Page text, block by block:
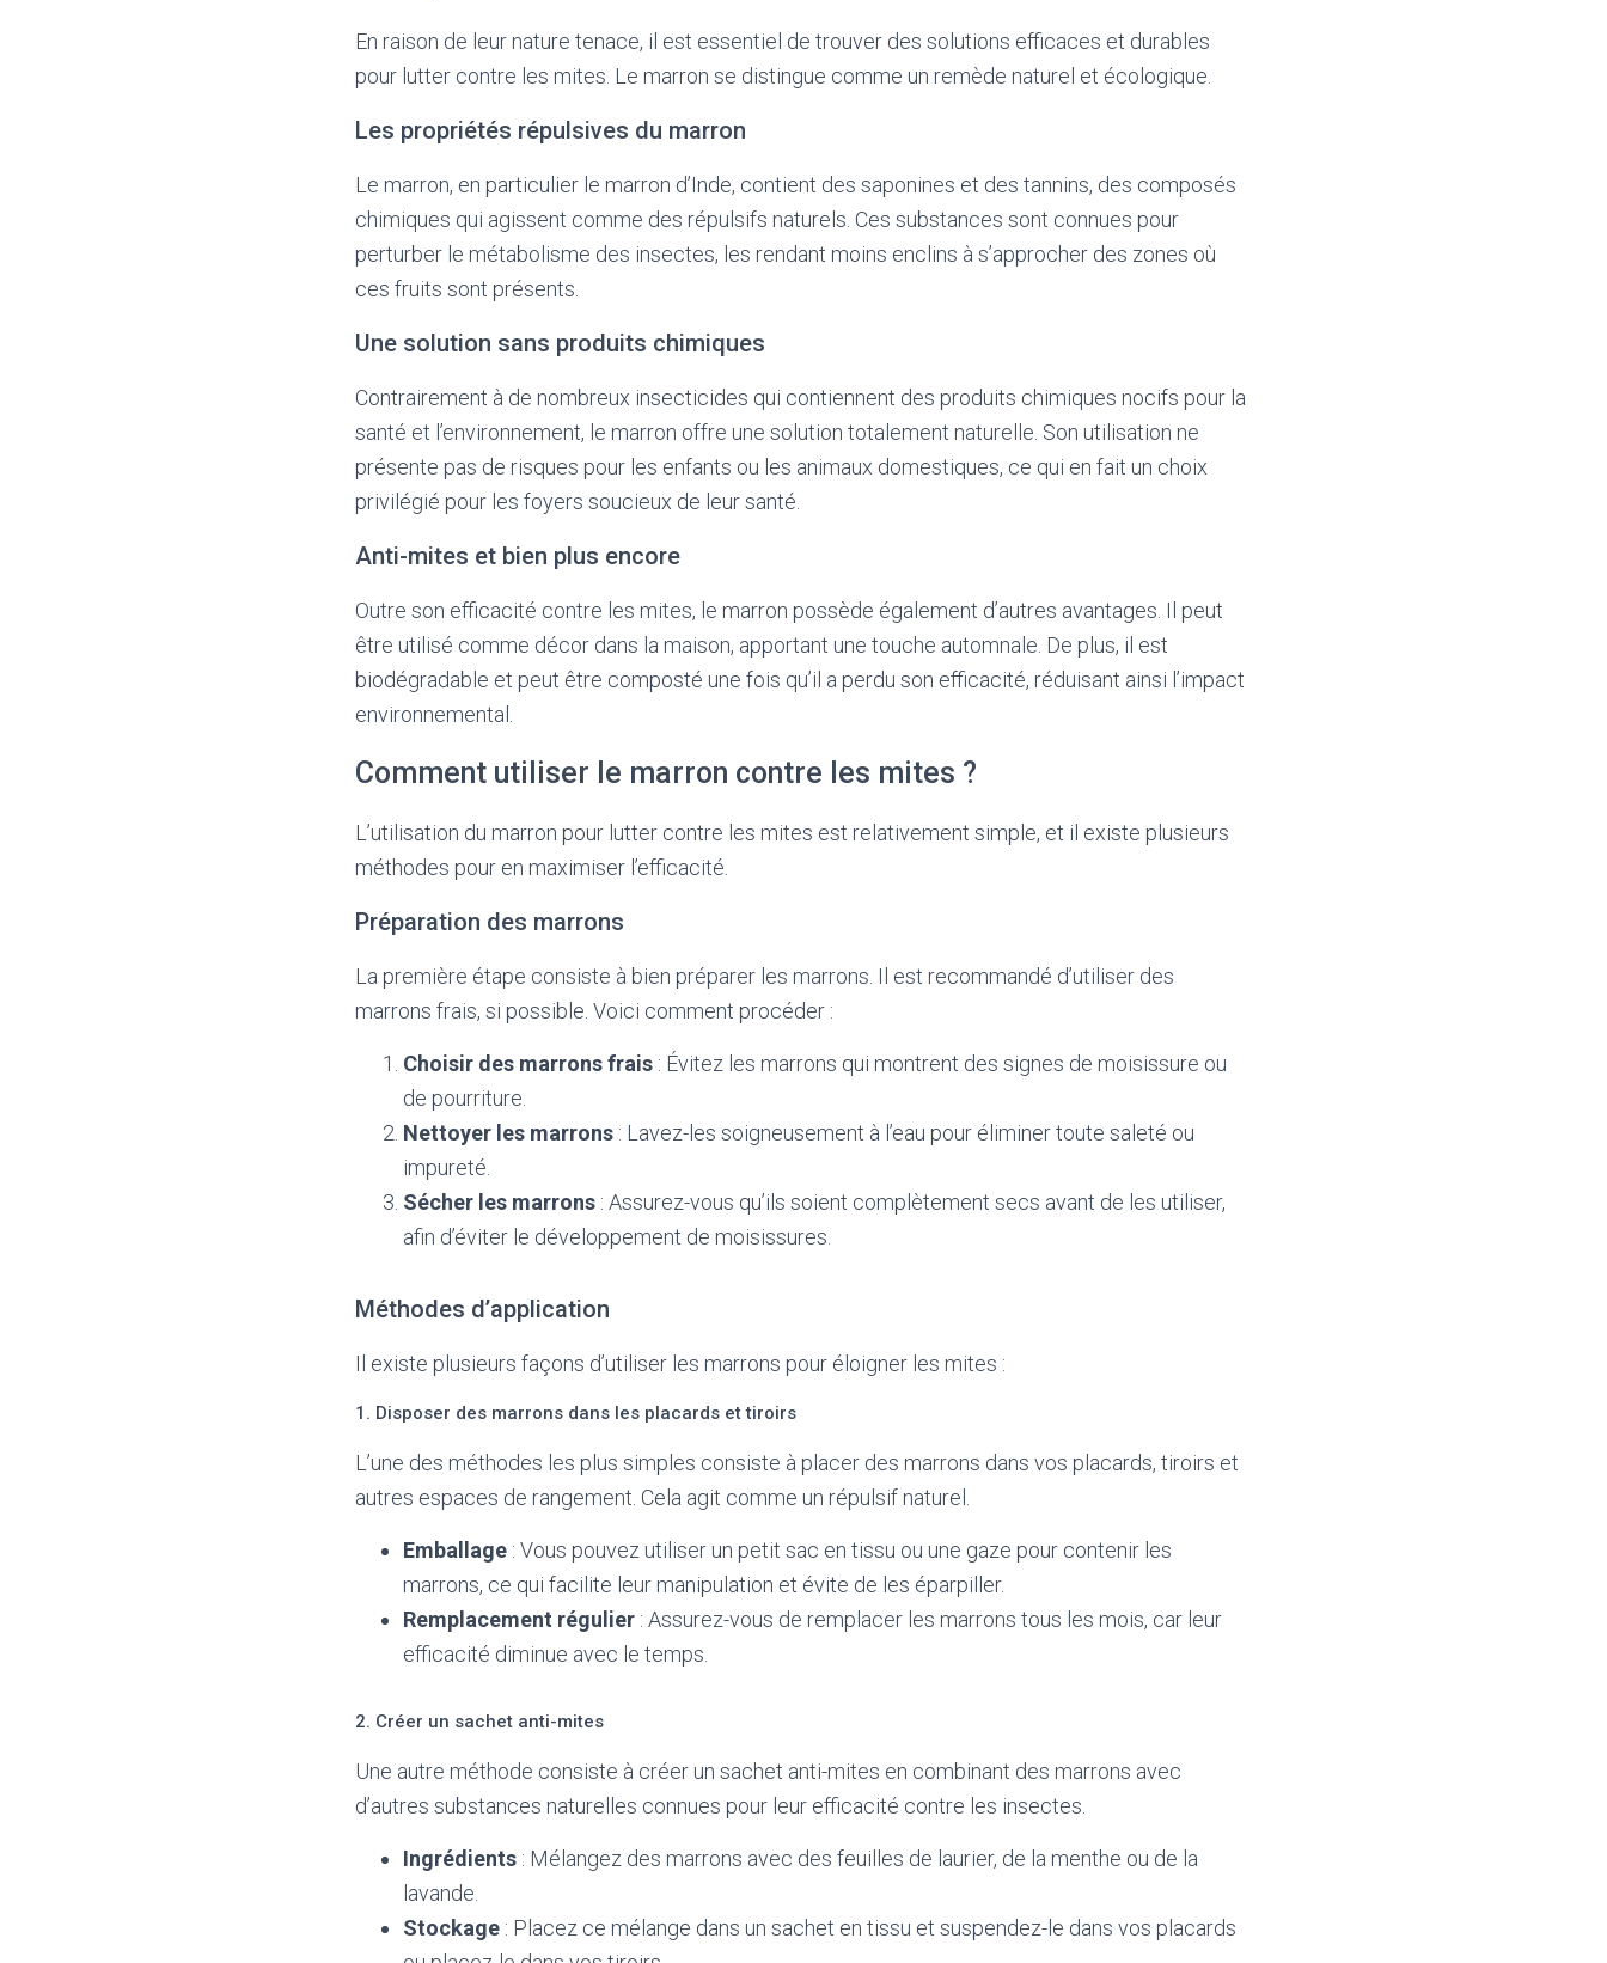
En raison de leur nature tenace, il est essentiel de trouver des solutions efficaces et durables
pour lutter contre les mites. Le marron se distingue comme un remède naturel et écologique.
Les propriétés répulsives du marron
Le marron, en particulier le marron d’Inde, contient des saponines et des tannins, des composés
chimiques qui agissent comme des répulsifs naturels. Ces substances sont connues pour
perturber le métabolisme des insectes, les rendant moins enclins à s’approcher des zones où
ces fruits sont présents.
Une solution sans produits chimiques
Contrairement à de nombreux insecticides qui contiennent des produits chimiques nocifs pour la
santé et l’environnement, le marron offre une solution totalement naturelle. Son utilisation ne
présente pas de risques pour les enfants ou les animaux domestiques, ce qui en fait un choix
privilégié pour les foyers soucieux de leur santé.
Anti-mites et bien plus encore
Outre son efficacité contre les mites, le marron possède également d’autres avantages. Il peut
être utilisé comme décor dans la maison, apportant une touche automnale. De plus, il est
biodégradable et peut être composté une fois qu’il a perdu son efficacité, réduisant ainsi l’impact
environnemental.
Comment utiliser le marron contre les mites ?
L’utilisation du marron pour lutter contre les mites est relativement simple, et il existe plusieurs
méthodes pour en maximiser l’efficacité.
Préparation des marrons
La première étape consiste à bien préparer les marrons. Il est recommandé d’utiliser des
marrons frais, si possible. Voici comment procéder :
Choisir des marrons frais : Évitez les marrons qui montrent des signes de moisissure ou
de pourriture.
Nettoyer les marrons : Lavez-les soigneusement à l’eau pour éliminer toute saleté ou
impureté.
Sécher les marrons : Assurez-vous qu’ils soient complètement secs avant de les utiliser,
afin d’éviter le développement de moisissures.
Méthodes d’application
Il existe plusieurs façons d’utiliser les marrons pour éloigner les mites :
1. Disposer des marrons dans les placards et tiroirs
L’une des méthodes les plus simples consiste à placer des marrons dans vos placards, tiroirs et
autres espaces de rangement. Cela agit comme un répulsif naturel.
Emballage : Vous pouvez utiliser un petit sac en tissu ou une gaze pour contenir les
marrons, ce qui facilite leur manipulation et évite de les éparpiller.
Remplacement régulier : Assurez-vous de remplacer les marrons tous les mois, car leur
efficacité diminue avec le temps.
2. Créer un sachet anti-mites
Une autre méthode consiste à créer un sachet anti-mites en combinant des marrons avec
d’autres substances naturelles connues pour leur efficacité contre les insectes.
Ingrédients : Mélangez des marrons avec des feuilles de laurier, de la menthe ou de la
lavande.
Stockage : Placez ce mélange dans un sachet en tissu et suspendez-le dans vos placards